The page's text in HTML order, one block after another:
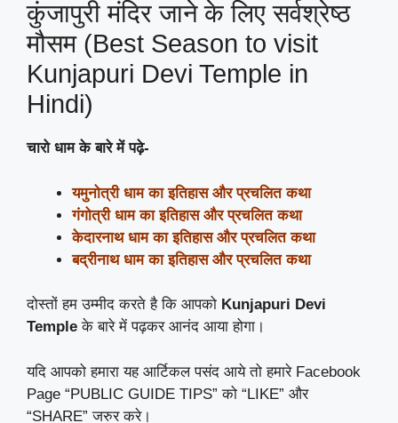
कुंजापुरी मंदिर जाने के लिए सर्वश्रेष्ठ
मौसम (Best Season to visit
Kunjapuri Devi Temple in
Hindi)
चारो धाम के बारे में पढ़े-
यमुनोत्री धाम का इतिहास और प्रचलित कथा
गंगोत्री धाम का इतिहास और प्रचलित कथा
केदारनाथ धाम का इतिहास और प्रचलित कथा
बद्रीनाथ धाम का इतिहास और प्रचलित कथा
दोस्तों हम उम्मीद करते है कि आपको Kunjapuri Devi
Templeके बारे में पढ़कर आनंद आया होगा।
यदि आपको हमारा यह आर्टिकल पसंद आये तो हमारे Facebook
Page “PUBLIC GUIDE TIPS” को “LIKE” और
“SHARE” जरुर करे।